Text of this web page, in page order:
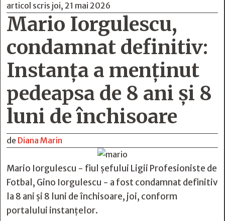
articol scris joi, 21 mai 2026
Mario Iorgulescu,
condamnat definitiv:
Instanța a menținut
pedeapsa de 8 ani și 8
luni de închisoare
de Diana Marin
Mario Iorgulescu - fiul şefului Ligii Profesioniste de
Fotbal, Gino Iorgulescu - a fost condamnat definitiv
la 8 ani și 8 luni de închisoare, joi, conform
portalului instanțelor.